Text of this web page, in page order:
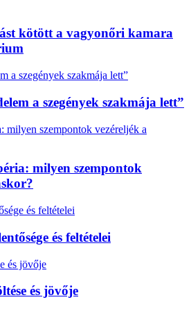
kötött a vagyonőri kamara
a szegények szakmája lett”
milyen szempontok
és feltételei
és jövője